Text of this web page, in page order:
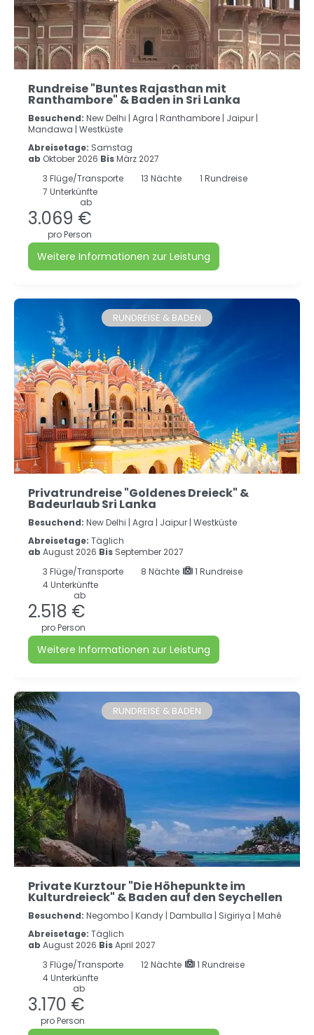
Rundreise "Buntes Rajasthan mit
Ranthambore" & Baden in Sri Lanka
Besuchend: New Delhi | Agra | Ranthambore | Jaipur |
Mandawa | Westküste
Abreisetage: Samstag
ab Oktober 2026 BisMärz 2027
3 Flüge/Transporte 13 Nächte
1 Rundreise
7 Unterkünfte
ab
3.069 €
pro Person
Weitere Informationen zur Leistung
RUNDREISE & BADEN
Privatrundreise "Goldenes Dreieck" &
Badeurlaub Sri Lanka
Besuchend: New Delhi | Agra | Jaipur | Westküste
Abreisetage: Täglich
ab August 2026 Bis September 2027
3 Flüge/Transporte 8 Nächte
1 Rundreise
4 Unterkünfte
ab
2.518 €
pro Person
Weitere Informationen zur Leistung
RUNDREISE & BADEN
Private Kurztour "Die Höhepunkte im
Kulturdreieck" & Baden auf den Seychellen
Besuchend: Negombo | Kandy | Dambulla | Sigiriya | Mahé
Abreisetage: Täglich
ab August 2026 BisApril 2027
3 Flüge/Transporte 12Nächte
1 Rundreise
4 Unterkünfte
ab
3.170 €
pro Person